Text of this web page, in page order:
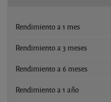
Rendimiento a 1 mes
Rendimiento a 3 meses
Rendimiento a 6 meses
Rendimiento a 1 año